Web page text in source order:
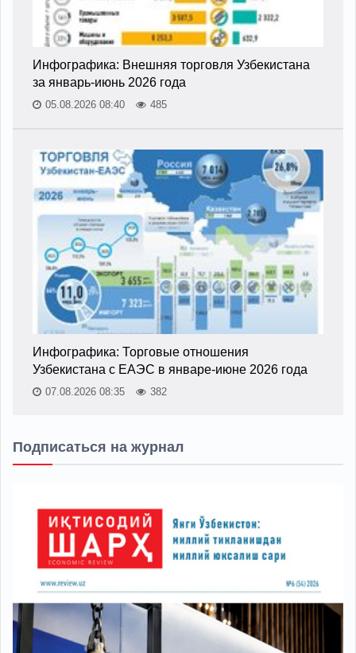
Инфографика: Внешняя торговля Узбекистана
за январь-июнь 2026 года
05.08.2026 08:40 485
Инфографика: Торговые отношения
Узбекистана с ЕАЭС в январе-июне 2026 года
07.08.2026 08:35 382
Подписаться на журнал